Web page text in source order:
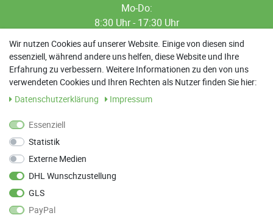
Mo-Do:
8:30 Uhr - 17:30 Uhr
8:30 Uhr - 12:00 Uhr
13:00 Uhr - 17:30 Uhr
Sa: 9:00 Uhr - 13:00 Uhr
Parkett Wanke
Wir nutzen Cookies auf unserer Website. Einige von diesen sind
essenziell, während andere uns helfen, diese Website und Ihre
Erfahrung zu verbessern. Weitere Informationen zu den von uns
verwendeten Cookies und Ihren Rechten als Nutzer finden Sie hier:
Daten­schutz­erklärung
Impressum
Essenziell
Statistik
Externe Medien
DHL Wunschzustellung
GLS
PayPal